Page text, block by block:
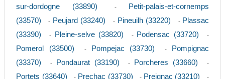
sur-dordogne (33890) -
Petit-palais-et-cornemps
(33570)
- Peujard (33240) - Pineuilh (33220) - Plassac
(33390)
- Pleine-selve (33820) - Podensac (33720) -
Pomerol (33500) - Pompejac (33730) -
Pompignac
(33370)
- Pondaurat (33190) - Porcheres (33660) -
Portets (33640) - Prechac (33730) - Preignac (33210) -